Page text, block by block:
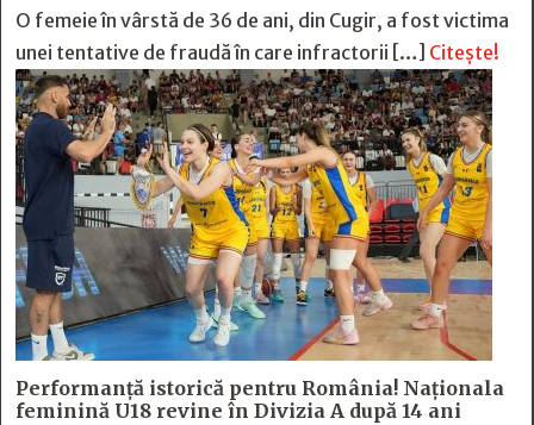
O femeie în vârstă de 36 de ani, din Cugir, a fost victima
unei tentative de fraudă în care infractorii […] Citește!
Performanță istorică pentru România! Naționala
feminină U18 revine în Divizia A după 14 ani